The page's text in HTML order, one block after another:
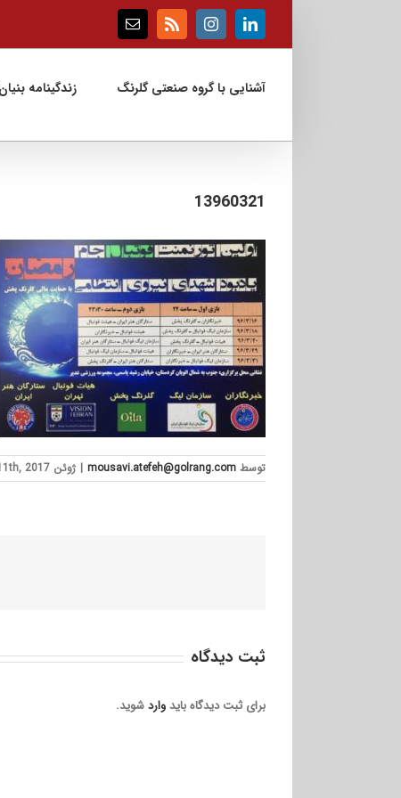
LinkedIn
Instagram
Rss
Email
آشنایی با گروه صنعتی گلرنگ زندگینامه
13960321
توسط mousavi.atefeh@golrang.com
| ژوئن 11th, 2017
ثبت ديدگاه
برای ثبت دیدگاه باید واردشوید.